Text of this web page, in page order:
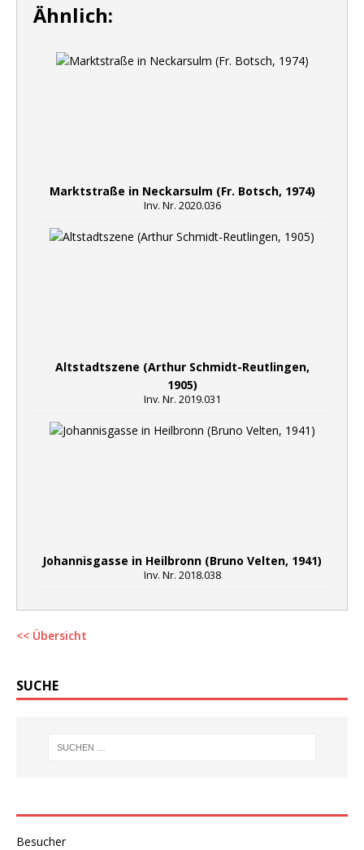
Ähnlich:
Marktstraße in Neckarsulm (Fr. Botsch, 1974)
Inv. Nr. 2020.036
Altstadtszene (Arthur Schmidt-Reutlingen,
1905)
Inv. Nr. 2019.031
Johannisgasse in Heilbronn (Bruno Velten, 1941)
Inv. Nr. 2018.038
<< Übersicht
SUCHE
Besucher